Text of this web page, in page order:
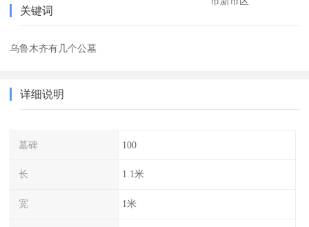
关键词
乌鲁木齐有几个公墓
详细说明
墓碑 100
长 1.1米
宽 1米